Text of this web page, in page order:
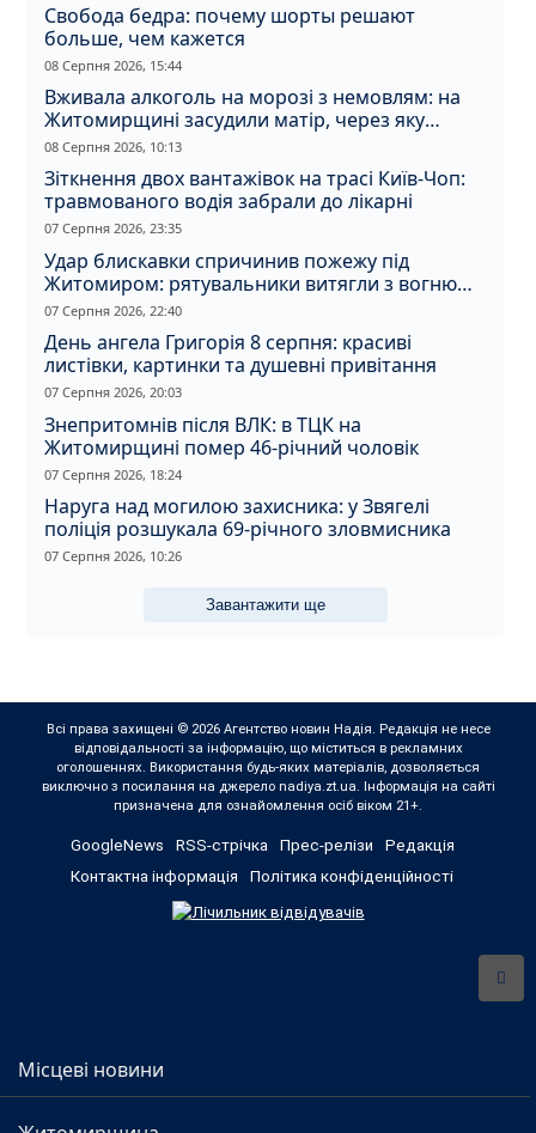
Свобода бедра: почему шорты решают
больше, чем кажется
08 Серпня 2026, 15:44
Вживала алкоголь на морозі з немовлям: на
Житомирщині засудили матір, через яку
дитина отримала обмороження
08 Серпня 2026, 10:13
Зіткнення двох вантажівок на трасі Київ-Чоп:
травмованого водія забрали до лікарні
07 Серпня 2026, 23:35
Удар блискавки спричинив пожежу під
Житомиром: рятувальники витягли з вогню
кота
07 Серпня 2026, 22:40
День ангела Григорія 8 серпня: красиві
листівки, картинки та душевні привітання
07 Серпня 2026, 20:03
Знепритомнів після ВЛК: в ТЦК на
Житомирщині помер 46-річний чоловік
07 Серпня 2026, 18:24
Наруга над могилою захисника: у Звягелі
поліція розшукала 69-річного зловмисника
07 Серпня 2026, 10:26
Завантажити ще
Всі права захищені © 2026 Агентство новин Надія. Редакція не несе
відповідальності за інформацію, що міститься в рекламних
оголошеннях. Використання будь-яких матеріалів, дозволяється
виключно з посилання на джерело nadiya.zt.ua. Інформація на сайті
призначена для ознайомлення осіб віком 21+.
GoogleNews RSS-стрічка Прес-релізи
Редакція
Контактна інформація
Політика конфіденційності
Місцеві новини